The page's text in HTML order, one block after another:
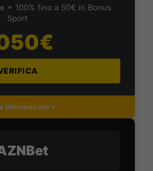
+ 100% fino a 50€ in Bonus
Sport
Informazioni